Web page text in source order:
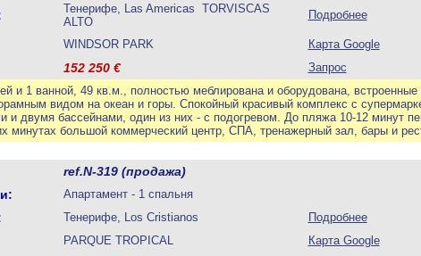
Тенерифе, Las Americas TORVISCAS
ALTO
Подробнее
WINDSOR PARK Карта Google
152 250€
Запрос
и 1 ванной, 49 кв.м., полностью меблирована и оборудована,
видом на океан и горы. Спокойный красивый комплекс с
и двумя бассейнами, один из них - с подогревом. До пляжа 10-12 минут
минутах большой коммерческий центр, СПА, тренажерный зал, бары и
ref.N-319 (продажа)
Апартамент - 1 спальня
Тенерифе, Los Cristianos Подробнее
PARQUE TROPICAL Карта Google